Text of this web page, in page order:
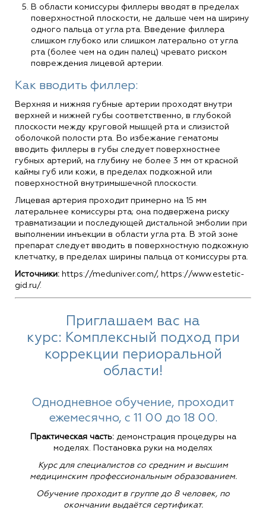
В области комиссуры филлеры вводят в пределах
поверхностной плоскости, не дальше чем на ширину
одного пальца от угла рта. Введение филлера
слишком глубоко или слишком латерально от угла
рта (более чем на один палец) чревато риском
повреждения лицевой артерии.
Как вводить филлер:
Верхняя и нижняя губные артерии проходят внутри
верхней и нижней губы соответственно, в глубокой
плоскости между круговой мышцей рта и слизистой
оболочкой полости рта. Во избежание гематомы
вводить филлеры в губы следует поверхностнее
губных артерий, на глубину не более 3 мм от красной
каймы губ или кожи, в пределах подкожной или
поверхностной внутримышечной плоскости.
Лицевая артерия проходит примерно на 15 мм
латеральнее комиссуры рта; она подвержена риску
травматизации и последующей дистальной эмболии при
выполнении инъекции в области угла рта. В этой зоне
препарат следует вводить в поверхностную подкожную
клетчатку, в пределах ширины пальца от комиссуры рта.
Источники: https://meduniver.com/, https://www.estetic-
gid.ru/.
Приглашаем вас на
курс: Комплексный подход при
коррекции периоральной
области!
Однодневное обучение, проходит
ежемесячно, с 11 00 до 18 00.
Практическая часть:демонстрация процедуры на
моделях. Постановка руки на моделях
Курс для специалистов со средним и высшим
медицинским профессиональным образованием.
Обучение проходит в группе до 8 человек, по
окончании выдаётся сертификат.